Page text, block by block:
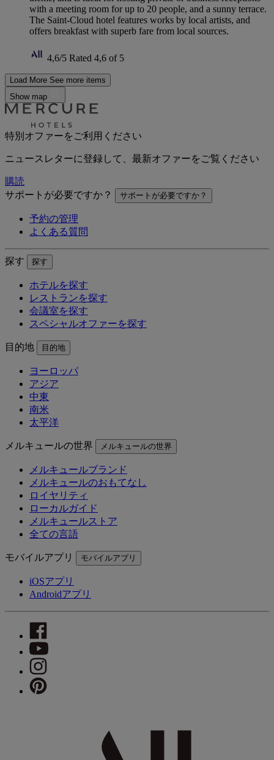
with a meeting room for up to 20 people, and a sunny terrace.
The Saint-Cloud hotel features works by local artists, and
offers breakfast with superb fare from local sources.
4,6/5 Rated 4,6 of 5
Load More See more items
Show map
特別オファーをご利用ください
ニュースレターに登録して、最新オファーをご覧ください
購読
サポートが必要ですか？
サポートが必要ですか？
予約の管理
よくある質問
探す 探す
ホテルを探す
レストランを探す
会議室を探す
スペシャルオファーを探す
目的地 目的地
ヨーロッパ
アジア
中東
南米
太平洋
メルキュールの世界 メルキュールの世界
メルキュールブランド
メルキュールのおもてなし
ロイヤリティ
ローカルガイド
メルキュールストア
全ての言語
モバイルアプリ モバイルアプリ
iOSアプリ
Androidアプリ